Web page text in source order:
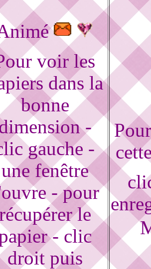
voir les
dans la
bonne
-
gauche -
une fenêtre
- pour
le
- clic
droit puis